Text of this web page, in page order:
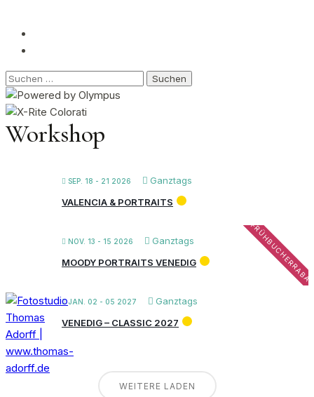
Suchen
nach:
Workshop
SEP. 18 - 21 2026
Ganztags
VALENCIA & PORTRAITS
NOV. 13 - 15 2026 Ganztags
MOODY PORTRAITS VENEDIG
JAN. 02 - 05 2027
Ganztags
VENEDIG – CLASSIC 2027
WEITERE LADEN